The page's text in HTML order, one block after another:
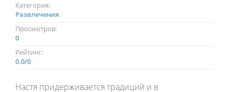
Категория:
Развлечения
Просмотров:
0
Рейтинг:
0.0/0
Настя придерживается традиций и в